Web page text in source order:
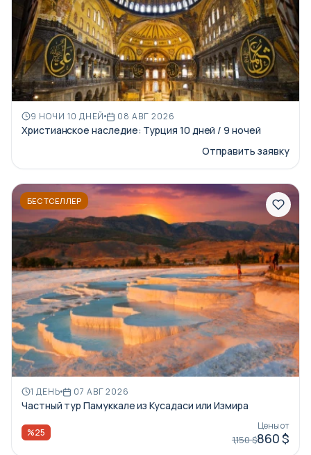
9 НОЧИ 10 ДНЕЙ 08 АВГ 2026
Христианское наследие: Турция 10 дней / 9 ночей
Отправить заявку
БЕСТСЕЛЛЕР
1 ДЕНЬ 07 АВГ 2026
Частный тур Памуккале из Кусадаси или Измира
%25
Цены от
1,150 $860 $